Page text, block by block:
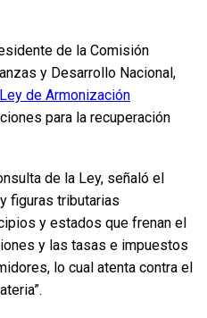
de la Comisión
y Desarrollo Nacional,
de Armonización
para la recuperación
de la Ley, señaló el
figuras tributarias
y estados que frenan el
y las tasas e impuestos
lo cual atenta contra el